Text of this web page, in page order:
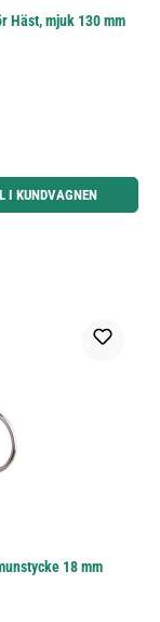
Häst, mjuk 130 mm
öka eller minska kvantiteten.
I KUNDVAGNEN
18 mm